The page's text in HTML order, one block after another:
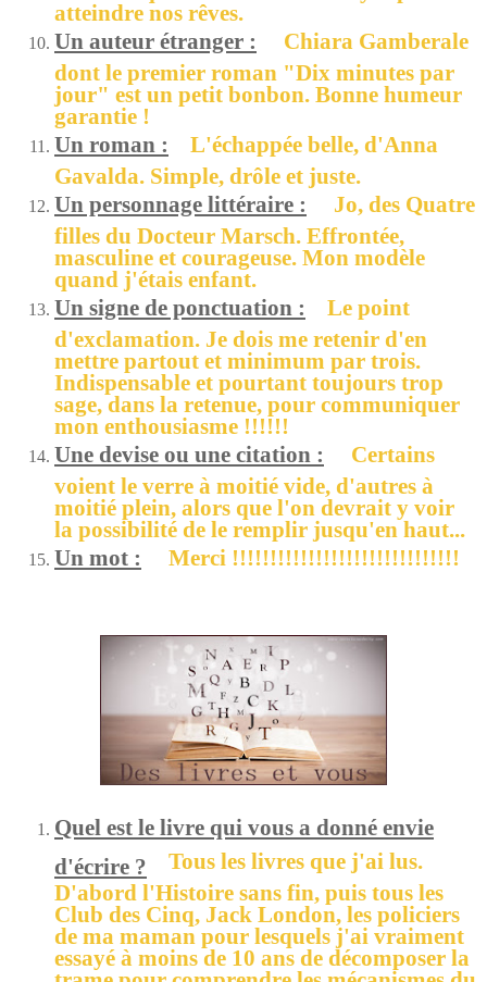
atteindre nos rêves.
Un auteur étranger : Chiara Gamberale
dont le premier roman "Dix minutes par
jour" est un petit bonbon. Bonne humeur
garantie !
Un roman : L'échappée belle, d'Anna
Gavalda. Simple, drôle et juste.
Un personnage littéraire : Jo, des Quatre
filles du Docteur Marsch. Effrontée,
masculine et courageuse. Mon modèle
quand j'étais enfant.
Un signe de ponctuation : Le point
d'exclamation. Je dois me retenir d'en
mettre partout et minimum par trois.
Indispensable et pourtant toujours trop
sage, dans la retenue, pour communiquer
mon enthousiasme !!!!!!
Une devise ou une citation : Certains
voient le verre à moitié vide, d'autres à
moitié plein, alors que l'on devrait y voir
la possibilité de le remplir jusqu'en haut...
Un mot : Merci !!!!!!!!!!!!!!!!!!!!!!!!!!!!!!
Quel est le livre qui vous a donné envie
d'écrire ? Tous les livres que j'ai lus.
D'abord l'Histoire sans fin, puis tous les
Club des Cinq, Jack London, les policiers
de ma maman pour lesquels j'ai vraiment
essayé à moins de 10 ans de décomposer la
trame pour comprendre les mécanismes du